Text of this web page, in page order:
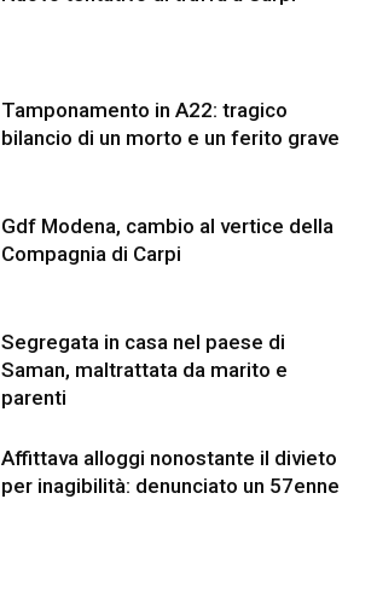
Tamponamento in A22: tragico
bilancio di un morto e un ferito grave
Gdf Modena, cambio al vertice della
Compagnia di Carpi
Segregata in casa nel paese di
Saman, maltrattata da marito e
parenti
Affittava alloggi nonostante il divieto
per inagibilità: denunciato un 57enne